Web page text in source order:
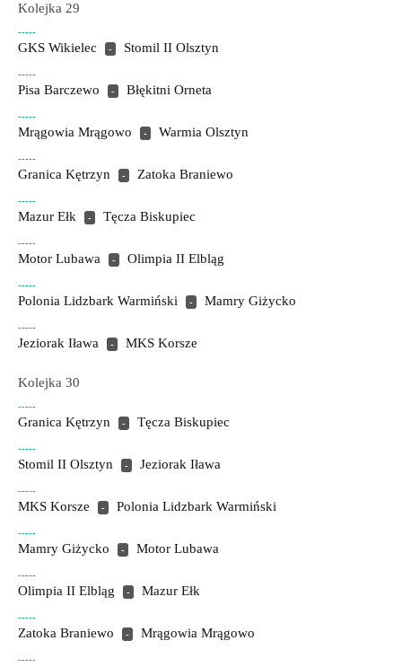
Kolejka 29
-----
GKS Wikielec - Stomil II Olsztyn
-----
Pisa Barczewo - Błękitni Orneta
-----
Mrągowia Mrągowo - Warmia Olsztyn
-----
Granica Kętrzyn - Zatoka Braniewo
-----
Mazur Ełk - Tęcza Biskupiec
-----
Motor Lubawa - Olimpia II Elbląg
-----
Polonia Lidzbark Warmiński - Mamry Giżycko
-----
Jeziorak Iława - MKS Korsze
Kolejka 30
-----
Granica Kętrzyn - Tęcza Biskupiec
-----
Stomil II Olsztyn - Jeziorak Iława
-----
MKS Korsze - Polonia Lidzbark Warmiński
-----
Mamry Giżycko - Motor Lubawa
-----
Olimpia II Elbląg - Mazur Ełk
-----
Zatoka Braniewo - Mrągowia Mrągowo
-----